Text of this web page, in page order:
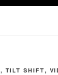
, TILT SHIFT,